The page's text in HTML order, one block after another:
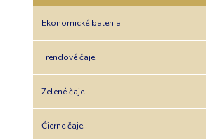
Ekonomické balenia
Trendové čaje
Zelené čaje
Čierne čaje